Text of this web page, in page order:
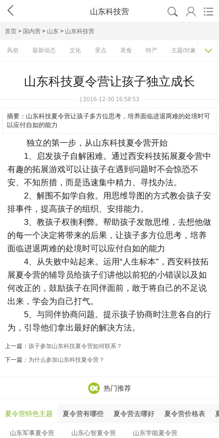
 山东科技营   
首页 > 国内营 > 山东 > 山东科技营
风俗 最新动态 文化 景点 美食 特产 主题/对象 费

山东科技夏令营让孩子独立成长
| 2016-12-30 16:58:53
摘要： 山东科技夏令营让孩子多方位思考，培养面临进退两难的处境时可
以应付自如的能力
独立的第一步，从山东科技夏令营开始
1、启发孩子自解困难。通过西安科技拓展夏令营中
有趣的拓展游戏可以让孩子在遇到问题时不会惊恐不
安、不知所措，而是迅速集中精力、寻找办法。
2、解围不如学自救。用思维导图的方式教会孩子安
排事件，提高孩子的组织、安排能力。
3、教孩子权衡利弊。帮助孩子发散思维，去想他做
的每一个决定将带来的后果，让孩子多方位思考，培养
面临进退两难的处境时可以应付自如的能力
4、从失败中站起来。运用“人生标本”，西安科技拓
展夏令营的辅导员给孩子们讲他以前犯的小错误以及如
何改正的，鼓励孩子在同伴面前，敢于将自己的不足说
出来，学会为自己打气。
5、与同伴协商问题。提示孩子协商时注意各自的行
为，引导他们拿出最好的解决方法。
上一篇： 孩子参加山东科技夏令营如何联系？
下一篇： 为什么参加山东科技夏令营？
热门推荐
夏令营特色主题 夏令营有哪些 夏令营去哪好 夏令营价格表
山东军事夏令营 山东心智夏令营 山东学能夏令营